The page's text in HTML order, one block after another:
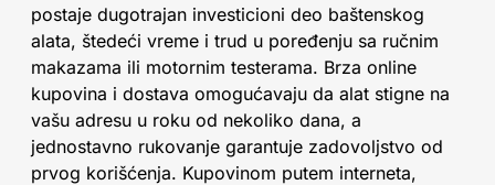
postaje dugotrajan investicioni deo baštenskog
alata, štedeći vreme i trud u poređenju sa ručnim
makazama ili motornim testerama. Brza online
kupovina i dostava omogućavaju da alat stigne na
vašu adresu u roku od nekoliko dana, a
jednostavno rukovanje garantuje zadovoljstvo od
prvog korišćenja. Kupovinom putem interneta,